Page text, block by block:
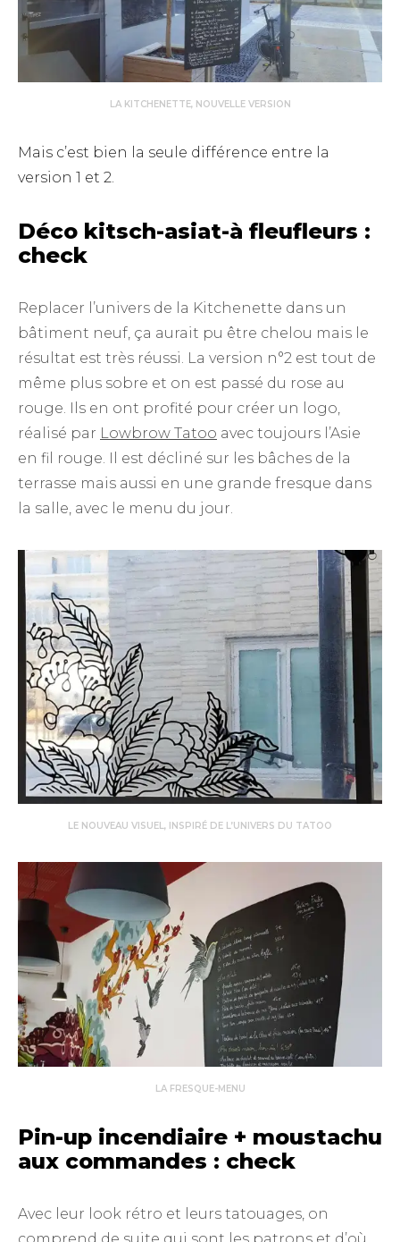
LA KITCHENETTE, NOUVELLE VERSION
Mais c’est bien la seule différence entre la
version 1 et 2.
Déco kitsch-asiat-à fleufleurs :
check
Replacer l’univers de la Kitchenette dans un
bâtiment neuf, ça aurait pu être chelou mais le
résultat est très réussi. La version n°2 est tout de
même plus sobre et on est passé du rose au
rouge. Ils en ont profité pour créer un logo,
réalisé par Lowbrow Tatoo avec toujours l’Asie
en fil rouge. Il est décliné sur les bâches de la
terrasse mais aussi en une grande fresque dans
la salle, avec le menu du jour.
LE NOUVEAU VISUEL, INSPIRÉ DE L’UNIVERS DU TATOO
LA FRESQUE-MENU
Pin-up incendiaire + moustachu
aux commandes : check
Avec leur look rétro et leurs tatouages, on